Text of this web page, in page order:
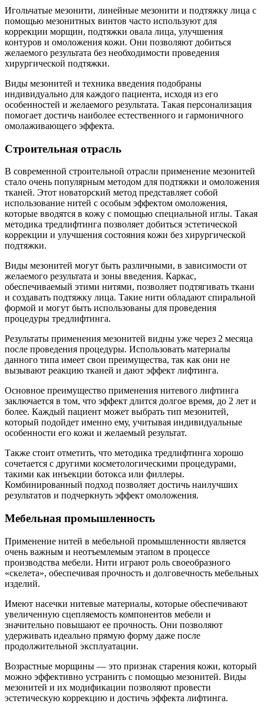
Игольчатые мезонити, линейные мезонити и подтяжку лица с
помощью мезонитных винтов часто используют для
коррекции морщин, подтяжки овала лица, улучшения
контуров и омоложения кожи. Они позволяют добиться
желаемого результата без необходимости проведения
хирургической подтяжки.
Виды мезонитей и техника введения подобраны
индивидуально для каждого пациента, исходя из его
особенностей и желаемого результата. Такая персонализация
помогает достичь наиболее естественного и гармоничного
омолаживающего эффекта.
Строительная отрасль
В современной строительной отрасли применение мезонитей
стало очень популярным методом для подтяжки и омоложения
тканей. Этот новаторский метод представляет собой
использование нитей с особым эффектом омоложения,
которые вводятся в кожу с помощью специальной иглы. Такая
методика тредлифтинга позволяет добиться эстетической
коррекции и улучшения состояния кожи без хирургической
подтяжки.
Виды мезонитей могут быть различными, в зависимости от
желаемого результата и зоны введения. Каркас,
обеспечиваемый этими нитями, позволяет подтягивать ткани
и создавать подтяжку лица. Такие нити обладают спиральной
формой и могут быть использованы для проведения
процедуры тредлифтинга.
Результаты применения мезонитей видны уже через 2 месяца
после проведения процедуры. Использовать материалы
данного типа имеет свои преимущества, так как они не
вызывают реакцию тканей и дают эффект лифтинга.
Основное преимущество применения нитевого лифтинга
заключается в том, что эффект длится долгое время, до 2 лет и
более. Каждый пациент может выбрать тип мезонитей,
который подойдет именно ему, учитывая индивидуальные
особенности его кожи и желаемый результат.
Также стоит отметить, что методика тредлифтинга хорошо
сочетается с другими косметологическими процедурами,
такими как инъекции ботокса или филлеры.
Комбинированный подход позволяет достичь наилучших
результатов и подчеркнуть эффект омоложения.
Мебельная промышленность
Применение нитей в мебельной промышленности является
очень важным и неотъемлемым этапом в процессе
производства мебели. Нити играют роль своеобразного
«скелета», обеспечивая прочность и долговечность мебельных
изделий.
Имеют насечки нитевые материалы, которые обеспечивают
увеличенную сцепляемость компонентов мебели и
значительно повышают ее прочность. Они позволяют
удерживать идеально прямую форму даже после
продолжительной эксплуатации.
Возрастные морщины — это признак старения кожи, который
можно эффективно устранить с помощью мезонитей. Виды
мезонитей и их модификации позволяют провести
эстетическую коррекцию и достичь эффекта лифтинга.